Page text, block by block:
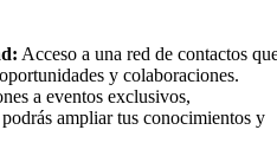
Acceso a una red de contactos
y colaboraciones.
a eventos exclusivos,
ampliar tus conocimientos y